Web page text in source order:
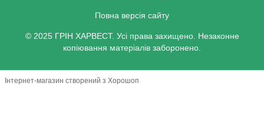
Повна версія сайту
© 2025 ГРІН ХАРВЕСТ. Усі права захищено. Незаконне
копіювання матеріалів заборонено.
Інтернет-магазин створений з Хорошоп